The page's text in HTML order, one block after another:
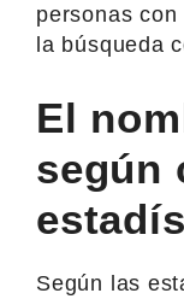
personas
la búsqueda
El
según
Según las